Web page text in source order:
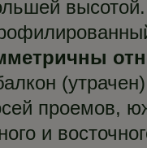
проемов,
и